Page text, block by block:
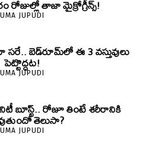
తాజా మైక్రోగ్రీన్స్‌!
UMA JUPUDI
బెడ్‌రూమ్‌లో ఈ 3 వస్తువులు
పెట్టొద్దట!
UMA JUPUDI
బూస్ట్‌.. రోజూ తింటే శరీరానికి
తెలుసా?
UMA JUPUDI